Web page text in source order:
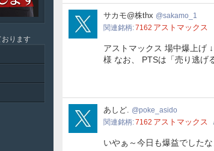
ります
sakamo_1
サカモ@株thx sakamo_1
関連銘柄 7162 アストマックス
アストマックス 場中爆上げ
様 なお、 PTSは「売り逃げ
poke_asido
あしど. poke_asido
関連銘柄 7162 アストマックス
いやぁ～今日も爆益でした